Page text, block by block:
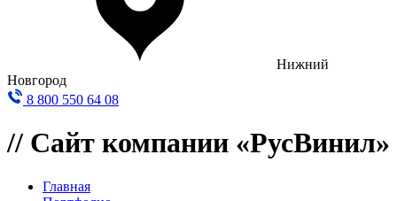
Нижний
Новгород
8 800 550 64 08
// Сайт компании «РусВинил»
Главная